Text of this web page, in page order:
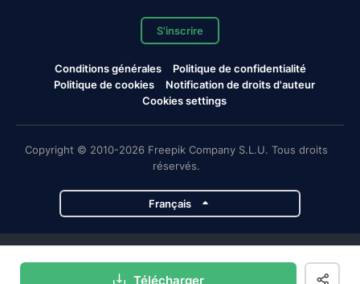
Télécharger
S'inscrire
Conditions générales
Politique de confidentialité
Politique de cookies
Notification de droits d'auteur
Cookies settings
Copyright © 2010-2026 Freepik Company S.L.U. Tous droits
réservés.
Français